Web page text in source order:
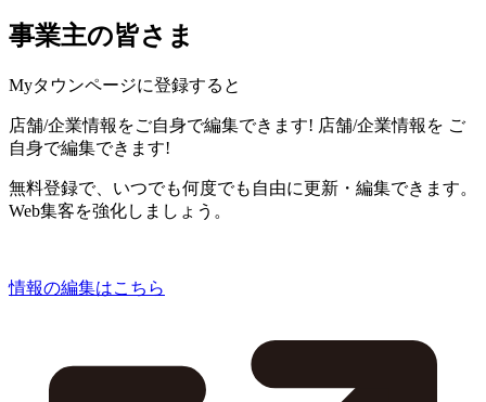
事業主の皆さま
Myタウンページに登録すると
店舗/企業情報をご自身で編集できます! 店舗/企業情報を ご
自身で編集できます!
無料登録で、いつでも何度でも自由に更新・編集できます。
Web集客を強化しましょう。
情報の編集はこちら